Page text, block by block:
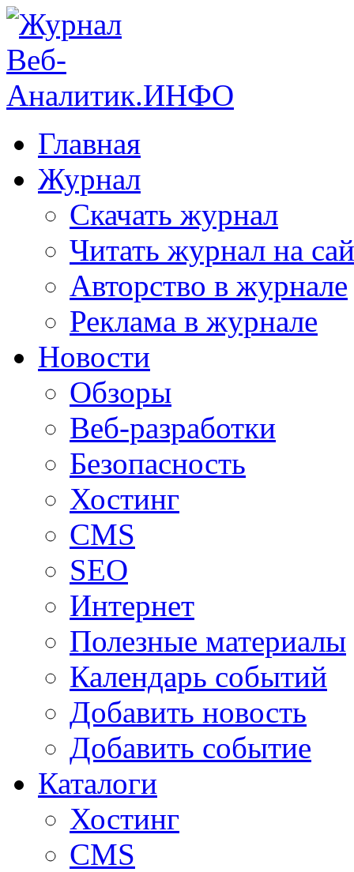
Главная
Журнал
Скачать журнал
Читать журнал на
Авторство в журнале
Реклама в журнале
Новости
Обзоры
Веб-разработки
Безопасность
Хостинг
CMS
SEO
Интернет
Полезные материалы
Календарь событий
Добавить новость
Добавить событие
Каталоги
Хостинг
CMS